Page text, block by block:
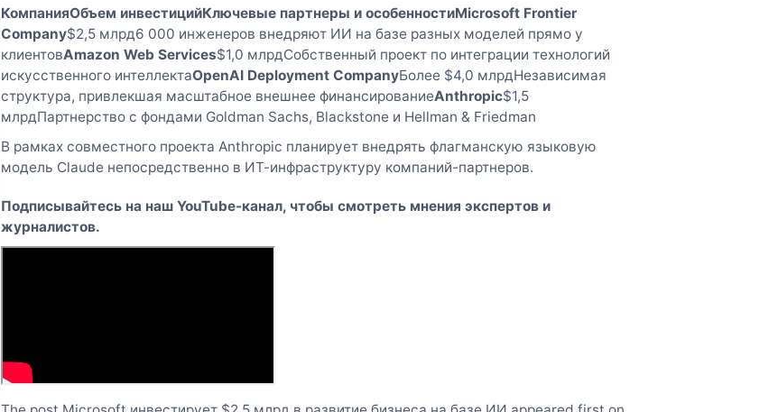
КомпанияОбъем инвестицийКлючевые партнеры и особенностиMicrosoft Frontier
Company$2,5 млрд6 000 инженеров внедряют ИИ на базе разных моделей прямо у
клиентовAmazon Web Services$1,0 млрдСобственный проект по интеграции технологий
искусственного интеллектаOpenAI Deployment CompanyБолее $4,0 млрдНезависимая
структура, привлекшая масштабное внешнее финансированиеAnthropic$1,5
млрдПартнерство с фондами Goldman Sachs, Blackstone и Hellman & Friedman
В рамках совместного проекта Anthropic планирует внедрять флагманскую языковую
модель Claude непосредственно в ИТ-инфраструктуру компаний-партнеров.
Подписывайтесь на наш YouTube-канал, чтобы смотреть мнения экспертов и
журналистов.